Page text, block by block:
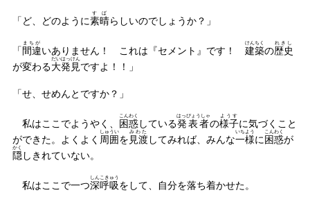
「ど、どのように素晴
すば
らしいのでしょうか？」
「間違
まちが
いありません！ これは『セメント』です！ 建築
けんちく
の歴史
れきし
が変わる大発見
だいはっけん
ですよ！！」
「せ、せめんとですか？」
私はここでようやく、 困惑
こんわく
している発表者
はっぴょうしゃ
の様子
ようす
に気づくこと
ができた。よくよく 周囲
しゅうい
を 見渡
みわた
してみれば、みんな一様
いちよう
に困惑
こんわく
が
隠
かく
しきれていない。
私はここで一つ深呼吸
しんこきゅう
をして、自分を落ち着かせた。